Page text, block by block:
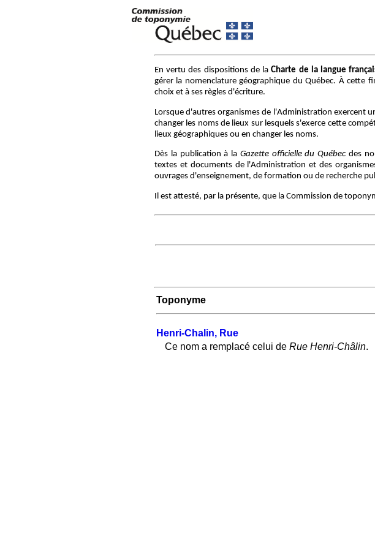
En vertu des dispositions de laCharte de la langue
gérer la nomenclature géographique du Québec. À cette
choix et à ses règles d'écriture.
Lorsque d'autres organismes de l'Administration exercent
changer les noms de lieux sur lesquels s'exerce cette
lieux géographiques ou en changer les noms.
Dès la publication à la Gazette officielle du Québec des
textes et documents de l'Administration et des
ouvrages d'enseignement, de formation ou de recherche
Il est attesté, par la présente, que la Commission de
Toponyme
Henri-Chalin, Rue
Ce nom a remplacé celui de Rue Henri-Châlin.